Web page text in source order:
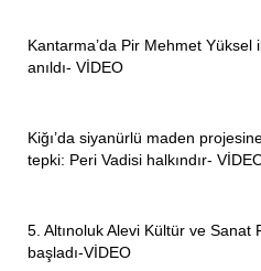
Kantarma’da Pir Mehmet Yüksel
anıldı- VİDEO
Kiğı’da siyanürlü maden
tepki: Peri Vadisi halkındır-
5. Altınoluk Alevi Kültür ve Sanat
başladı-VİDEO